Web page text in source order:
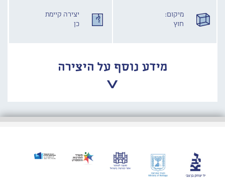
מיקום:
חוץ
יצירה קיימת
כן
מידע נוסף על היצירה